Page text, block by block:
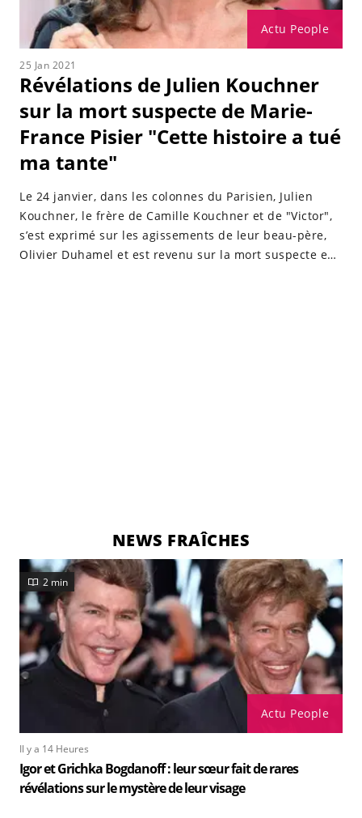
Actu People
25 Jan 2021
Révélations de Julien Kouchner
sur la mort suspecte de Marie-
France Pisier "Cette histoire a tué
ma tante"
Le 24 janvier, dans les colonnes du Parisien, Julien
Kouchner, le frère de Camille Kouchner et de "Victor",
s’est exprimé sur les agissements de leur beau-père,
Olivier Duhamel et est revenu sur la mort suspecte en
NEWS FRAÎCHES
Actu People
2 min
Il y a 14 Heures
Igor et Grichka Bogdanoff : leur sœur fait de rares
révélations sur le mystère de leur visage